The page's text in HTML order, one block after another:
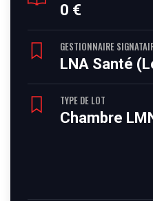
0 €
GESTIONNAIRE
LNA Santé
TYPE DE LOT
Chambre